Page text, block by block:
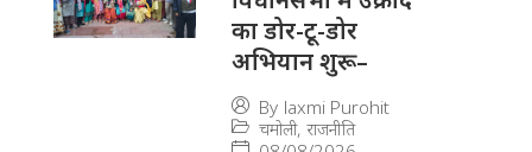
का डोर-टू-डोर
अभियान शुरू–
By laxmi Purohit
चमोली, राजनीति